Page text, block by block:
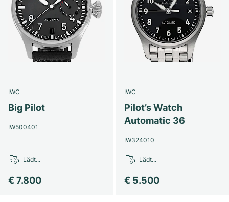
IWC
Big Pilot
IW500401
€ 7.800
Lädt...
IWC
Pilot’s Watch
Automatic 36
IW324010
€ 5.500
Lädt...